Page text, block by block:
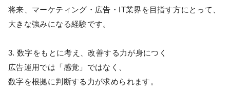
将来、マーケティング・広告・IT業界を目指す方にとって、
大きな強みになる経験です。
3. 数字をもとに考え、改善する力が身につく
広告運用では「感覚」ではなく、
数字を根拠に判断する力が求められます。